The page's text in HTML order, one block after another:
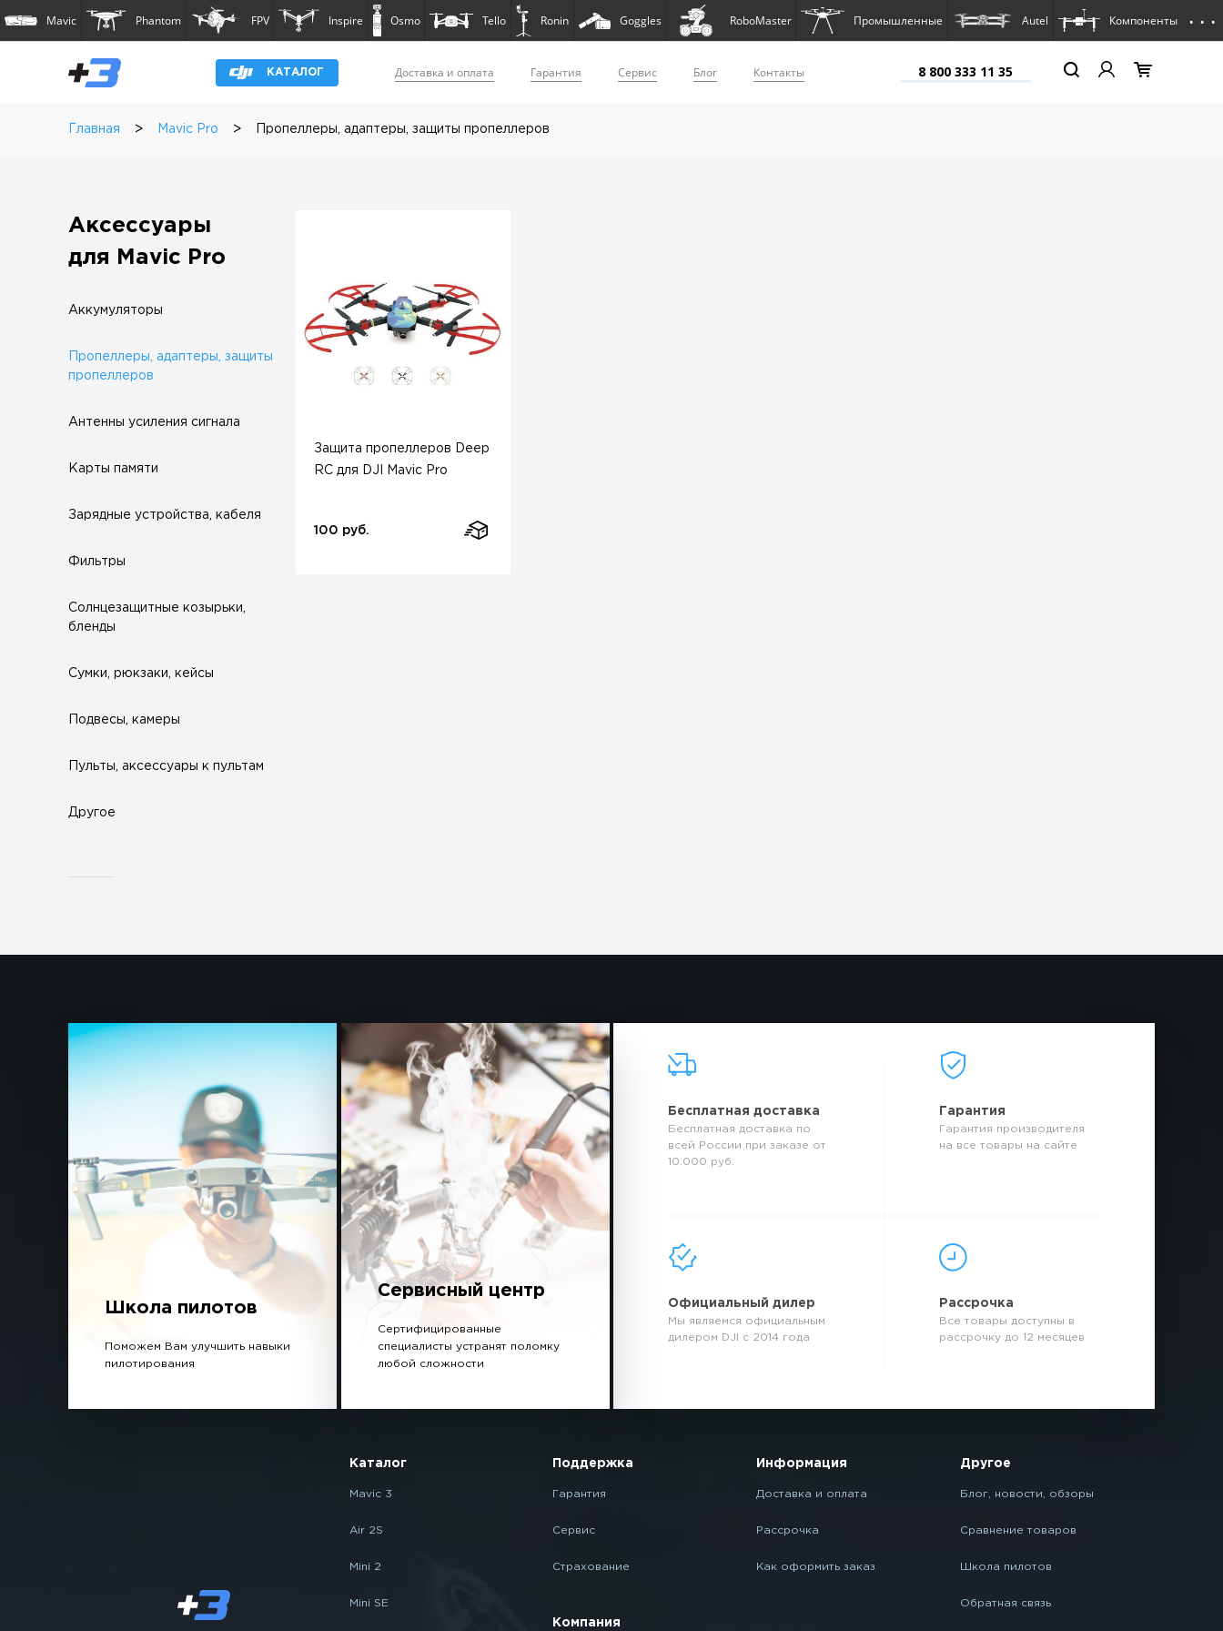
Mavic Phantom FPV Inspire Osmo Tello Ronin Goggles RoboMaster Промышленные Autel Компоненты . . .
КАТАЛОГ Доставка и оплата Гарантия Сервис Блог Контакты 8 800 333 11 35
Главная > Mavic Pro > Пропеллеры, адаптеры, защиты пропеллеров
Аксессуары
для Mavic Pro
Аккумуляторы
Пропеллеры, адаптеры, защиты
пропеллеров
Антенны усиления сигнала
Карты памяти
Зарядные устройства, кабеля
Фильтры
Солнцезащитные козырьки,
бленды
Сумки, рюкзаки, кейсы
Подвесы, камеры
Пульты, аксессуары к пультам
Другое
Защита пропеллеров Deep
RC для DJI Mavic Pro
100 руб.
Школа пилотов
Поможем Вам улучшить навыки
пилотирования
Сервисный центр
Сертифицированные
специалисты устранят поломку
любой сложности
Бесплатная доставка
Бесплатная доставка по
всей России при заказе от
10.000 руб.
Гарантия
Гарантия производителя
на все товары на сайте
Официальный дилер
Мы являемся официальным
дилером DJI с 2014 года
Рассрочка
Все товары доступны в
рассрочку до 12 месяцев
Каталог
Mavic 3
Air 2S
Mini 2
Mini SE
Поддержка
Гарантия
Сервис
Страхование
Компания
Информация
Доставка и оплата
Рассрочка
Как оформить заказ
Другое
Блог, новости, обзоры
Сравнение товаров
Школа пилотов
Обратная связь